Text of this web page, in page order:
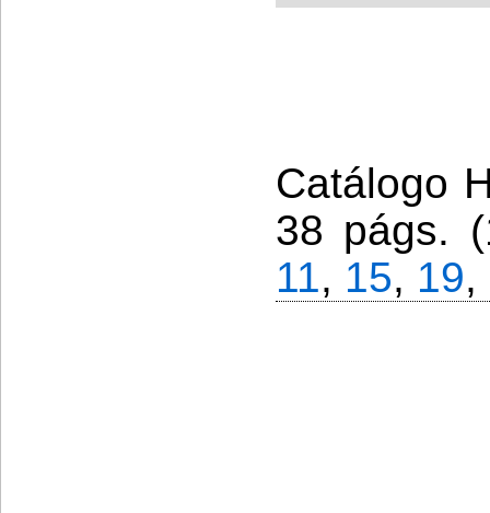
Catálogo
38 págs.
11, 15, 19,